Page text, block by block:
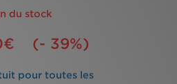
du stock
(- 39%)
pour toutes les